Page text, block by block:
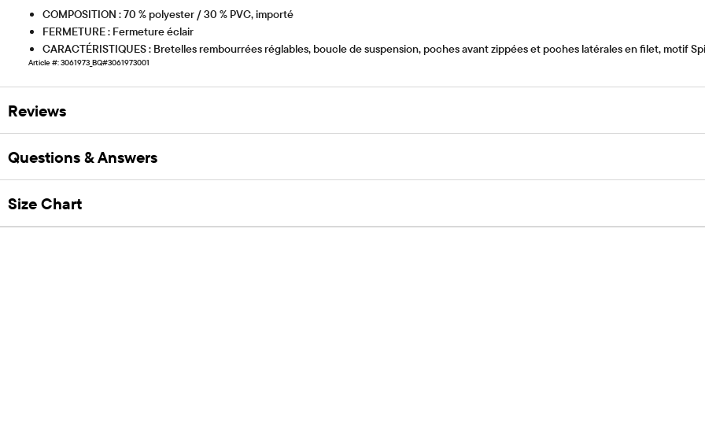
COMPOSITION : 70 % polyester / 30 % PVC, importé
FERMETURE : Fermeture éclair
CARACTÉRISTIQUES : Bretelles rembourrées réglables, boucle de suspension, poches avant zippées et poches latérales en filet, motif
Article #: 3061973_BQ#3061973001
Reviews
Questions & Answers
Size Chart